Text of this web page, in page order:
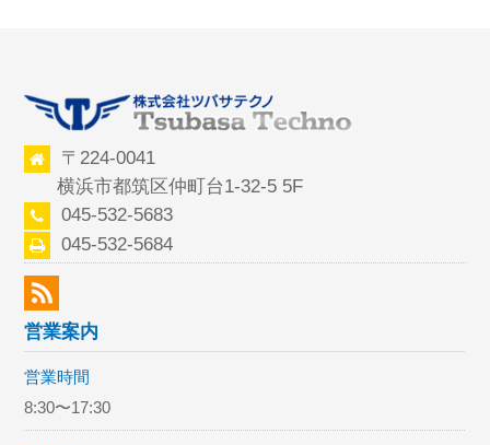
〒224-0041
横浜市都筑区仲町台1-32-5 5F
045-532-5683
045-532-5684
営業案内
営業時間
8:30〜17:30